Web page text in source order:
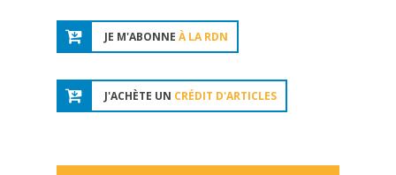
JE M'ABONNE À LA RDN
J'ACHÈTE UN CRÉDIT D'ARTICLES